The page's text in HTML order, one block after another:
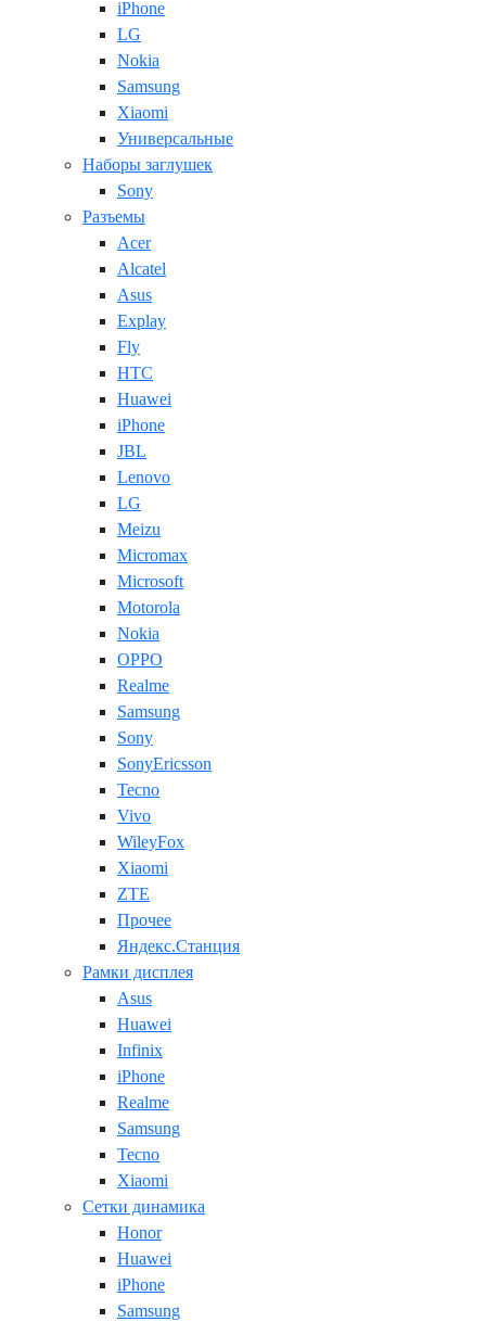
iPhone
LG
Nokia
Samsung
Xiaomi
Универсальные
Наборы заглушек
Sony
Разъемы
Acer
Alcatel
Asus
Explay
Fly
HTC
Huawei
iPhone
JBL
Lenovo
LG
Meizu
Micromax
Microsoft
Motorola
Nokia
OPPO
Realme
Samsung
Sony
SonyEricsson
Tecno
Vivo
WileyFox
Xiaomi
ZTE
Прочее
Яндекс.Станция
Рамки дисплея
Asus
Huawei
Infinix
iPhone
Realme
Samsung
Tecno
Xiaomi
Сетки динамика
Honor
Huawei
iPhone
Samsung